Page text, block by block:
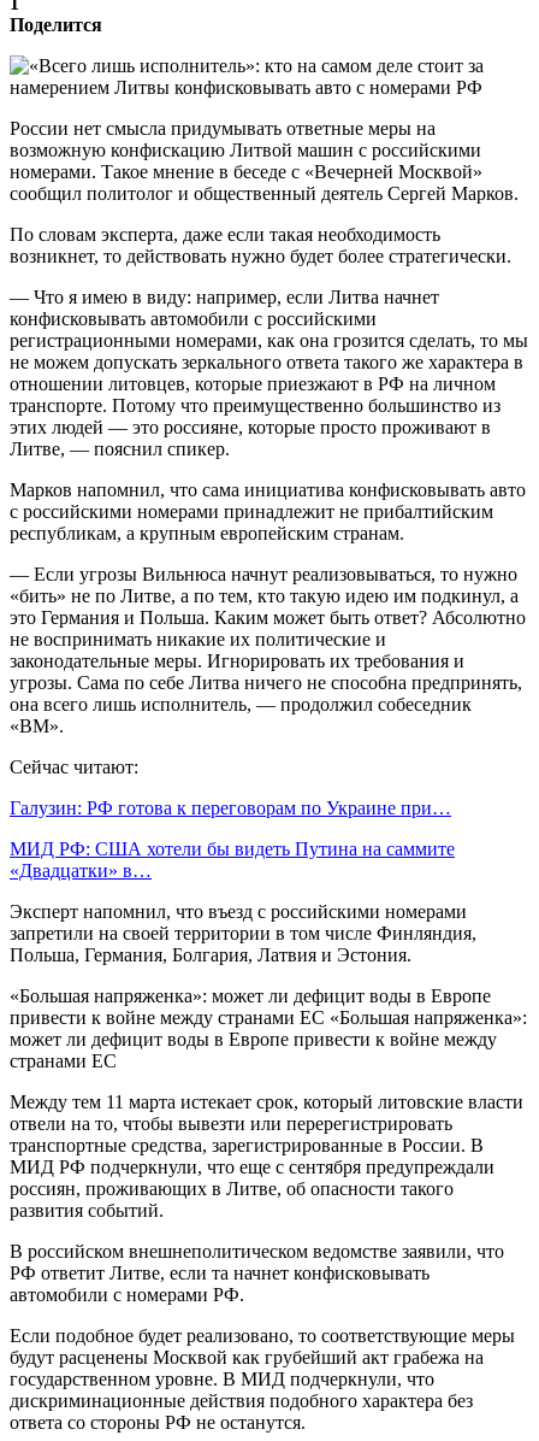
Поделится
России нет смысла придумывать ответные меры на
возможную конфискацию Литвой машин с российскими
номерами. Такое мнение в беседе с «Вечерней Москвой»
сообщил политолог и общественный деятель Сергей Марков.
По словам эксперта, даже если такая необходимость
возникнет, то действовать нужно будет более стратегически.
— Что я имею в виду: например, если Литва начнет
конфисковывать автомобили с российскими
регистрационными номерами, как она грозится сделать, то мы
не можем допускать зеркального ответа такого же характера в
отношении литовцев, которые приезжают в РФ на личном
транспорте. Потому что преимущественно большинство из
этих людей — это россияне, которые просто проживают в
Литве, — пояснил спикер.
Марков напомнил, что сама инициатива конфисковывать авто
с российскими номерами принадлежит не прибалтийским
республикам, а крупным европейским странам.
— Если угрозы Вильнюса начнут реализовываться, то нужно
«бить» не по Литве, а по тем, кто такую идею им подкинул, а
это Германия и Польша. Каким может быть ответ? Абсолютно
не воспринимать никакие их политические и
законодательные меры. Игнорировать их требования и
угрозы. Сама по себе Литва ничего не способна предпринять,
она всего лишь исполнитель, — продолжил собеседник
«ВМ».
Сейчас читают:
Галузин: РФ готова к переговорам по Украине при…
МИД РФ: США хотели бы видеть Путина на саммите
«Двадцатки» в…
Эксперт напомнил, что въезд с российскими номерами
запретили на своей территории в том числе Финляндия,
Польша, Германия, Болгария, Латвия и Эстония.
«Большая напряженка»: может ли дефицит воды в Европе
привести к войне между странами ЕС «Большая напряженка»:
может ли дефицит воды в Европе привести к войне между
странами ЕС
Между тем 11 марта истекает срок, который литовские власти
отвели на то, чтобы вывезти или перерегистрировать
транспортные средства, зарегистрированные в России. В
МИД РФ подчеркнули, что еще с сентября предупреждали
россиян, проживающих в Литве, об опасности такого
развития событий.
В российском внешнеполитическом ведомстве заявили, что
РФ ответит Литве, если та начнет конфисковывать
автомобили с номерами РФ.
Если подобное будет реализовано, то соответствующие меры
будут расценены Москвой как грубейший акт грабежа на
государственном уровне. В МИД подчеркнули, что
дискриминационные действия подобного характера без
ответа со стороны РФ не останутся.